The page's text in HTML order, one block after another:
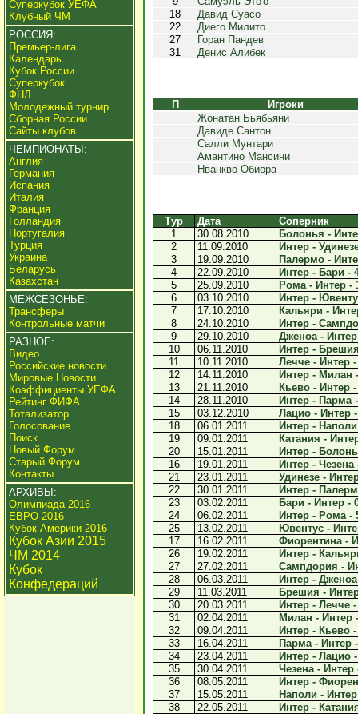
Суперкубок УЕФА
Клубный ЧМ
РОССИЯ:
Премьер-лига
Календарь
Кубок России
Суперкубок
ФНЛ
Молодежный турнир
Сборная России
Сайты клубов
ЧЕМПИОНАТЫ:
Англия
Германия
Испания
Италия
Франция
Голландия
Португалия
Турция
Украина
Беларусь
Казахстан
МЕЖСЕЗОНЬЕ:
Трансферы
Контрольные матчи
РАЗНОЕ:
Видео
Российские новости
Мировые Новости
Коэффициенты УЕФА
Рейтинг ФИФА
Тотализатор
Голосование
Поиск
Новый Форум
Старый Форум
Контакты
АРХИВЫ:
Олимпиада 2016
ЕВРО 2016
Кубок Америки 2016
Кубок Азии 2015
ЧМ 2014
Кубок
Конфедераций
18
Давид Суасо
22
Диего Милито
27
Горан Пандев
31
Денис Алибек
П
Игроки
Жонатан Бьябьяни
Давиде Сантон
Салли Мунтари
Амантино Мансини
Нванкво Обиора
Тур Дата
Соперник
1
30.08.2010
Болонья -
2
11.09.2010
Интер -
3
19.09.2010
Палермо -
4
22.09.2010
Интер - Бари -
5
25.09.2010
Рома - Интер -
6
03.10.2010
Интер -
7
17.10.2010
Кальяри -
8
24.10.2010
Интер -
9
29.10.2010
Дженоа -
10
06.11.2010
Интер -
11
10.11.2010
Лечче - Интер -
12
14.11.2010
Интер - Милан
13
21.11.2010
Кьево - Интер
14
28.11.2010
Интер - Парма
15
03.12.2010
Лацио - Интер
18
06.01.2011
Интер -
19
09.01.2011
Катания -
20
15.01.2011
Интер -
16
19.01.2011
Интер - Чезена
21
23.01.2011
Удинезе -
22
30.01.2011
Интер -
23
03.02.2011
Бари - Интер -
24
06.02.2011
Интер - Рома -
25
13.02.2011
Ювентус -
17
16.02.2011
Фиорентина -
26
19.02.2011
Интер -
27
27.02.2011
Сампдория -
28
06.03.2011
Интер -
29
11.03.2011
Брешия -
30
20.03.2011
Интер - Лечче
31
02.04.2011
Милан - Интер
32
09.04.2011
Интер - Кьево
33
16.04.2011
Парма - Интер
34
23.04.2011
Интер - Лацио
35
30.04.2011
Чезена - Интер
36
08.05.2011
Интер -
37
15.05.2011
Наполи -
38
22.05.2011 Интер -